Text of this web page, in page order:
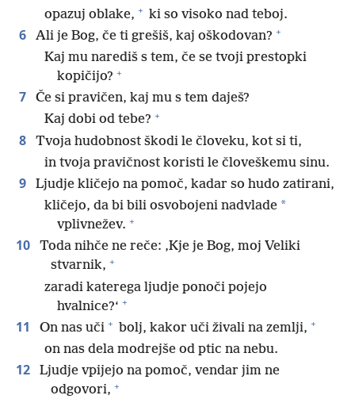
opazuj oblake, + ki so visoko nad teboj.
6 Ali je Bog, če ti grešiš, kaj oškodovan? +
Kaj mu narediš s tem, če se tvoji prestopki
kopičijo? +
7
Če si pravičen, kaj mu s tem daješ?
Kaj dobi od tebe? +
8
Tvoja hudobnost škodi le človeku, kot si ti,
in tvoja pravičnost koristi le človeškemu sinu.
9
Ljudje kličejo na pomoč, kadar so hudo zatirani,
kličejo, da bi bili osvobojeni nadvlade *
vplivnežev. +
10
Toda nihče ne reče: ‚Kje je Bog, moj Veliki
stvarnik, +
zaradi katerega ljudje ponoči pojejo
hvalnice?‘ +
11 On nas uči + bolj, kakor uči živali na zemlji, +
on nas dela modrejše od ptic na nebu.
12
Ljudje vpijejo na pomoč, vendar jim ne
odgovori, +